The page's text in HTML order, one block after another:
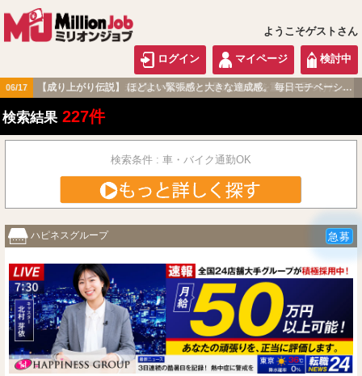
ようこそゲストさん
ログイン マイページ 検討中
06/17 【成り上がり伝説】 ほどよい緊張感と大きな達成感。 毎日モチベーション高く過ごせる職場です！
関東版
検索結果 227件
検索条件 : 車・バイク通勤OK
ハピネスグループ 急募